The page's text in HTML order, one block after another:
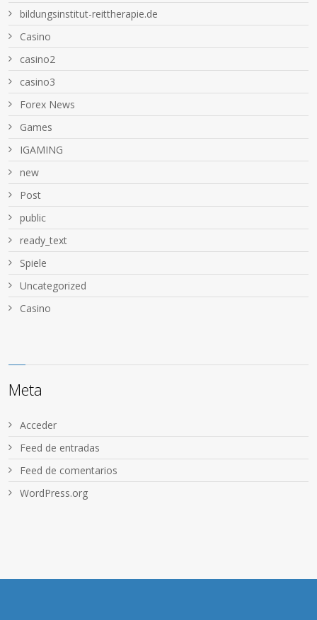
bildungsinstitut-reittherapie.de
Casino
casino2
casino3
Forex News
Games
IGAMING
new
Post
public
ready_text
Spiele
Uncategorized
Сasino
Meta
Acceder
Feed de entradas
Feed de comentarios
WordPress.org